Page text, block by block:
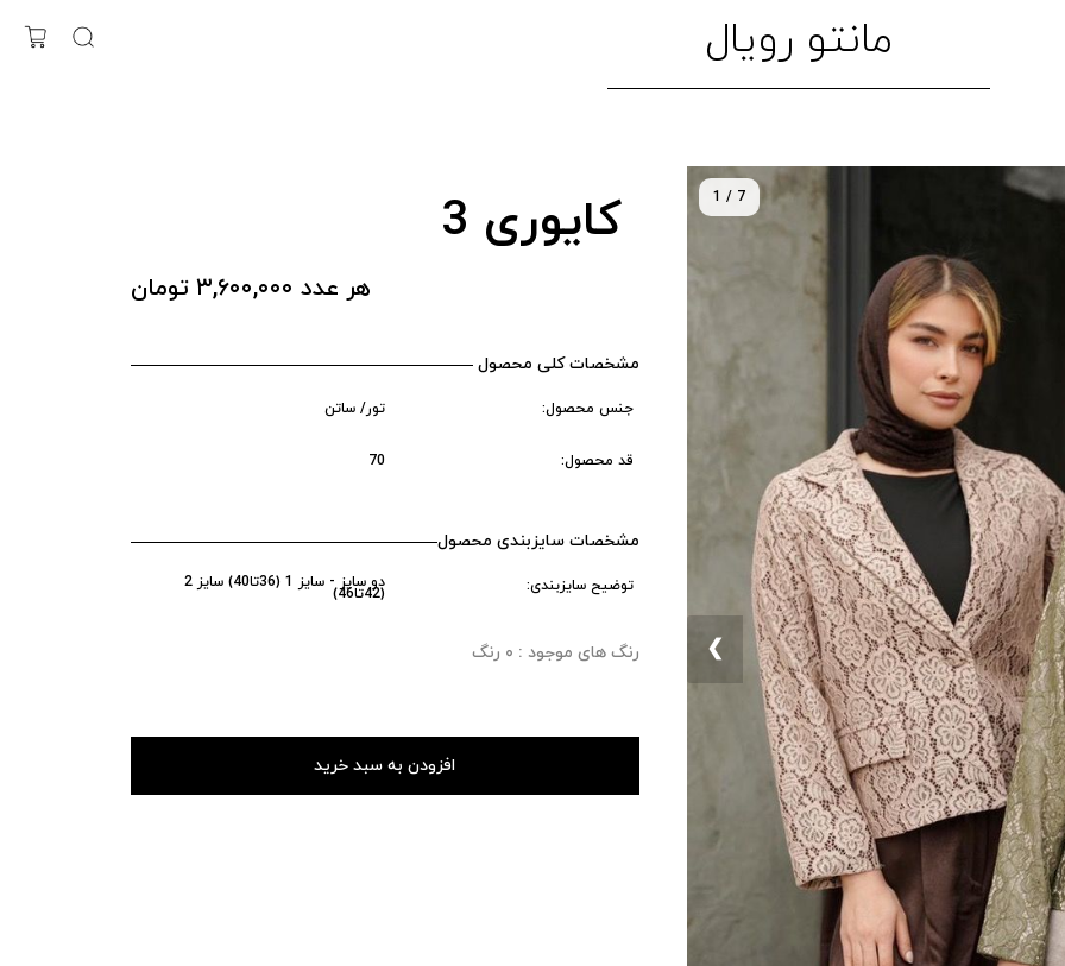
مانتو رویال
❮
1 / 7 کایوری 3
هر عدد ۳,۶۰۰,۰۰۰ تومان
مشخصات کلی محصول
جنس محصول: تور/ ساتن
قد محصول: 70
مشخصات سایزبندی محصول
توضیح سایزبندی: دو سایز - سایز 1 (36تا40) سایز 2
(42تا46)
رنگ های موجود : ۰ رنگ
افزودن به سبد خرید